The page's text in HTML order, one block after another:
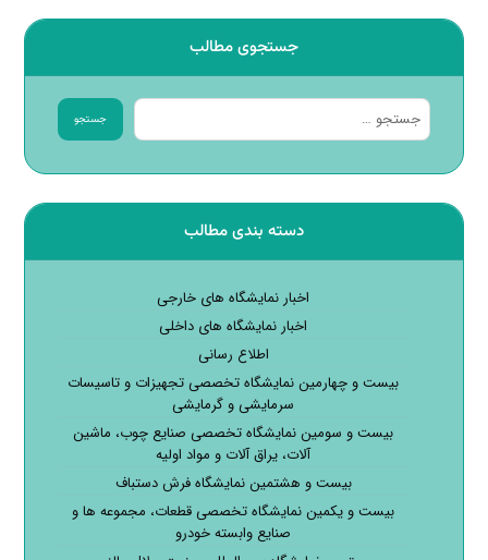
جستجوی مطالب
جستجو
دسته بندی مطالب
اخبار نمایشگاه های خارجی
اخبار نمایشگاه های داخلی
اطلاع رسانی
بیست و چهارمین نمایشگاه تخصصی تجهیزات و تاسیسات
سرمایشی و گرمایشی
بیست و سومین نمایشگاه تخصصی صنایع چوب، ماشین
آلات، یراق آلات و مواد اولیه
بیست و هشتمین نمایشگاه فرش دستباف
بیست و یکمین نمایشگاه تخصصی قطعات، مجموعه ها و
صنایع وابسته خودرو